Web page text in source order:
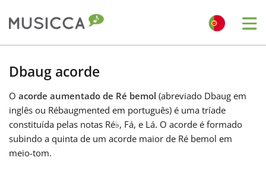
Български
Dansk
Dbaug acorde
O acorde aumentado de Ré bemol (abreviado Dbaug em
inglês ou Rébaugmented em português) é uma tríade
constituída pelas notas Ré♭, Fá, e Lá. O acorde é formado
subindo a quinta de um acorde maior de Ré bemol em
meio-tom.